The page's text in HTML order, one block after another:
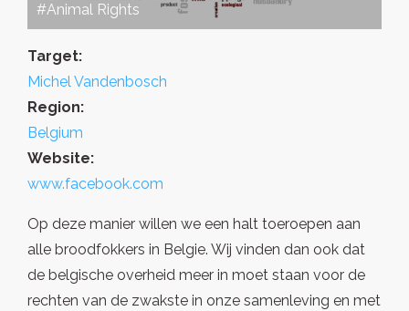
#Animal Rights
Target:
Michel Vandenbosch
Region:
Belgium
Website:
www.facebook.com
Op deze manier willen we een halt toeroepen aan
alle broodfokkers in Belgie. Wij vinden dan ook dat
de belgische overheid meer in moet staan voor de
rechten van de zwakste in onze samenleving en met